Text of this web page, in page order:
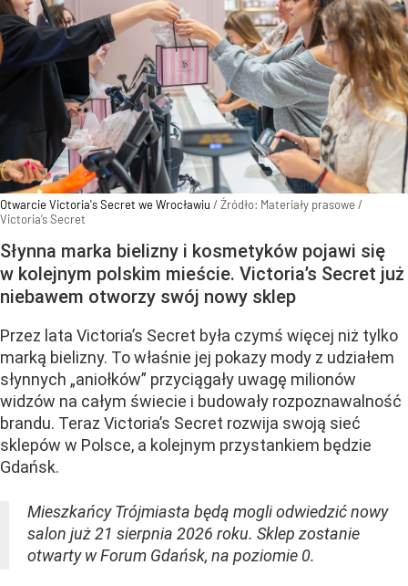
Otwarcie Victoria's Secret we Wrocławiu / Źródło: Materiały prasowe /
Victoria’s Secret
Słynna marka bielizny i kosmetyków pojawi się
w kolejnym polskim mieście. Victoria’s Secret już
niebawem otworzy swój nowy sklep
Przez lata Victoria’s Secret była czymś więcej niż tylko
marką bielizny. To właśnie jej pokazy mody z udziałem
słynnych „aniołków” przyciągały uwagę milionów
widzów na całym świecie i budowały rozpoznawalność
brandu. Teraz Victoria’s Secret rozwija swoją sieć
sklepów w Polsce, a kolejnym przystankiem będzie
Gdańsk.
Mieszkańcy Trójmiasta będą mogli odwiedzić nowy
salon już 21 sierpnia 2026 roku. Sklep zostanie
otwarty w Forum Gdańsk, na poziomie 0.